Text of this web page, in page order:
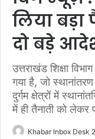
लिया
दो बड़े
उत्तराखंड शिक्षा
गया है, जो
दुर्गम क्षेत्रों में
में ही तैनाती को लेकर
Khabar Inbox Desk 2